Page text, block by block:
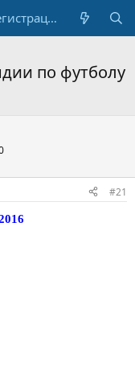
Регистрация
по футболу
#21